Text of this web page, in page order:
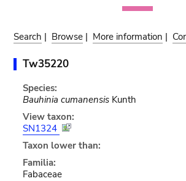
Search | Browse | More information |
Tw35220
Species:
Bauhinia cumanensisKunth
View taxon:
SN1324
Taxon lower than:
Familia:
Fabaceae